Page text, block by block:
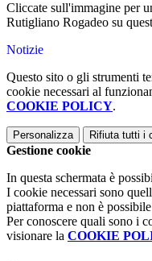
Cliccate sull'immagine per
Rutigliano Rogadeo su
Notizie
Questo sito o gli strumenti
cookie necessari al
COOKIE POLICY.
Personalizza Rifiuta tutti i
Gestione cookie
In questa schermata è
I cookie necessari sono
piattaforma e non è
Per conoscere quali sono i
visionare la COOKIE